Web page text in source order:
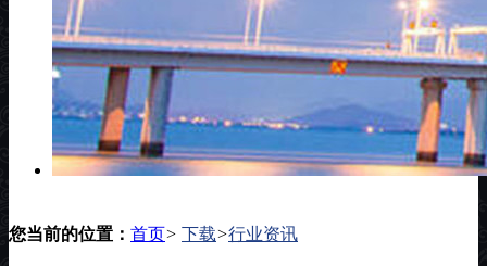
您当前的位置： 首页> 下载>行业资讯